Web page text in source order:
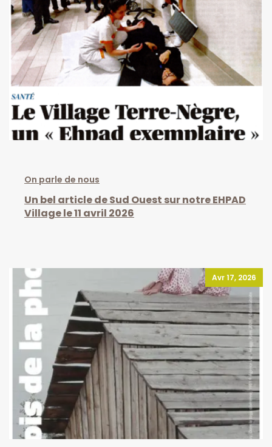
On parle de nous
Un bel article de Sud Ouest sur notre EHPAD
Village le 11 avril 2026
Avr 17, 2026